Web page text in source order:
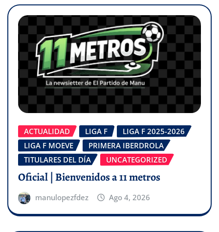
ACTUALIDAD LIGA F
LIGA F 2025-2026
LIGA F MOEVE
PRIMERA IBERDROLA
TITULARES DEL DÍA
UNCATEGORIZED
Oficial | Bienvenidos a 11 metros
manulopezfdez Ago 4, 2026